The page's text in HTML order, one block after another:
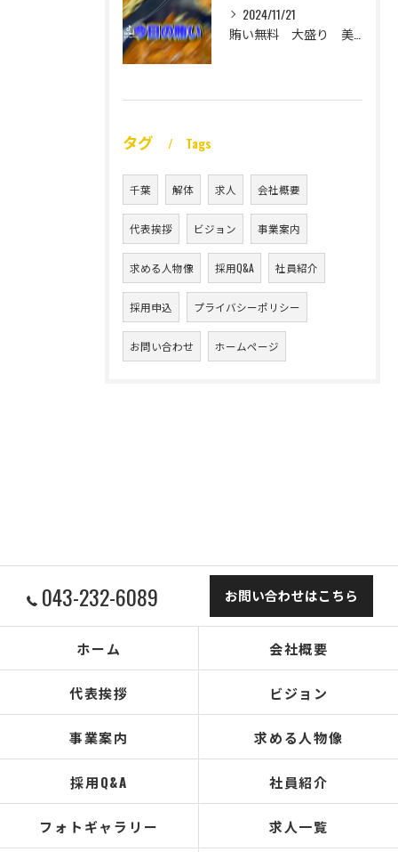
2024/11/21
タグ Tags
千葉 解体 求人 会社概要
代表挨拶 ビジョン 事業案内
求める人物像 採用Q&A 社員紹介
採用申込 プライバシーポリシー
お問い合わせ ホームページ
043-232-6089 お問い合わせはこちら
ホーム 会社概要
代表挨拶 ビジョン
事業案内 求める人物像
採用Q&A 社員紹介
フォトギャラリー 求人一覧